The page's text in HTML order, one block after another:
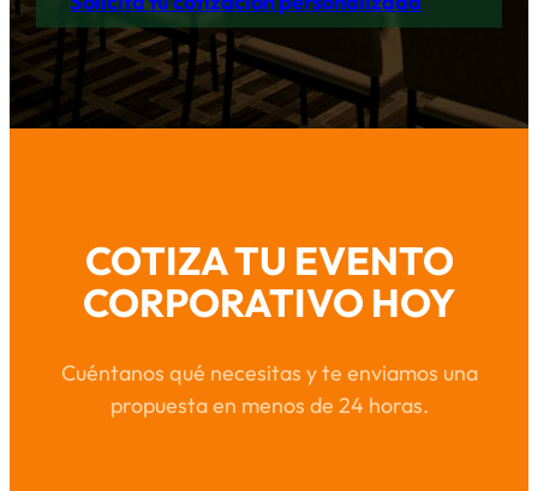
COTIZA TU EVENTO
CORPORATIVO HOY
Cuéntanos qué necesitas y te enviamos una
propuesta en menos de 24 horas.